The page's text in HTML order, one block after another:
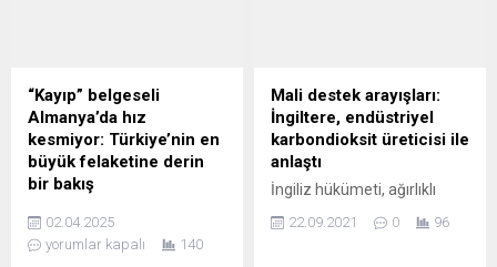
“Kayıp” belgeseli
Almanya’da hız
kesmiyor: Türkiye’nin en
büyük felaketine derin
bir bakış
uyandıran “Kayıp” belgesel
filmi, Almanya’daki
02.04.2025
yorumlar kapalı
140
Mali destek arayışları:
İngiltere, endüstriyel
karbondioksit üreticisi ile
anlaştı
İngiliz hükümeti, ağırlıklı
içecek ve et ürünlerinin
22.09.2021 0 96